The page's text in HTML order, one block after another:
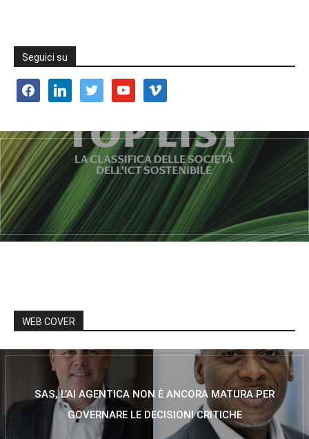
Seguici su
facebooklinkedin twitter youtube vimeo
WEB COVER
SAS, L’AI AGENTICA NON È ANCORA MATURA PER
GOVERNARE LE DECISIONI CRITICHE